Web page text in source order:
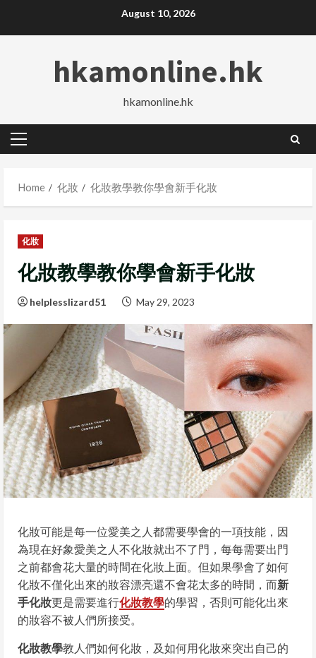
August 10, 2026
hkamonline.hk
hkamonline.hk
Primary
Home
化妝 化妝教學教你學會新手化妝
化妝
化妝教學教你學會新手化妝
helplesslizard51 May 29, 2023
化妝可能是每一位愛美之人都需要學會的一項技能，因
為現在好象愛美之人不化妝就出不了門，每每需要出門
之前都會花大量的時間在化妝上面。但如果學會了如何
化妝不僅化出來的妝容漂亮還不會花太多的時間，而新
手化妝更是需要進行化妝教學的學習，否則可能化出來
的妝容不被人們所接受。
化妝教學教人們如何化妝，及如何用化妝來突出自己的